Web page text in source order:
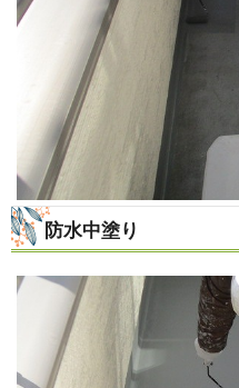
防水中塗り